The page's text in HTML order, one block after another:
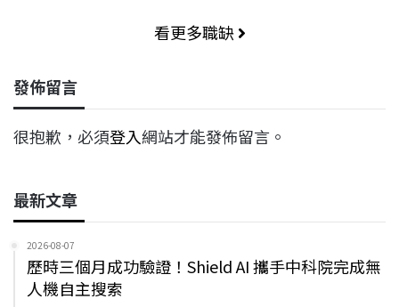
看更多職缺
發佈留言
很抱歉，必須登入網站才能發佈留言。
最新文章
2026-08-07
歷時三個月成功驗證！Shield AI 攜手中科院完成無
人機自主搜索